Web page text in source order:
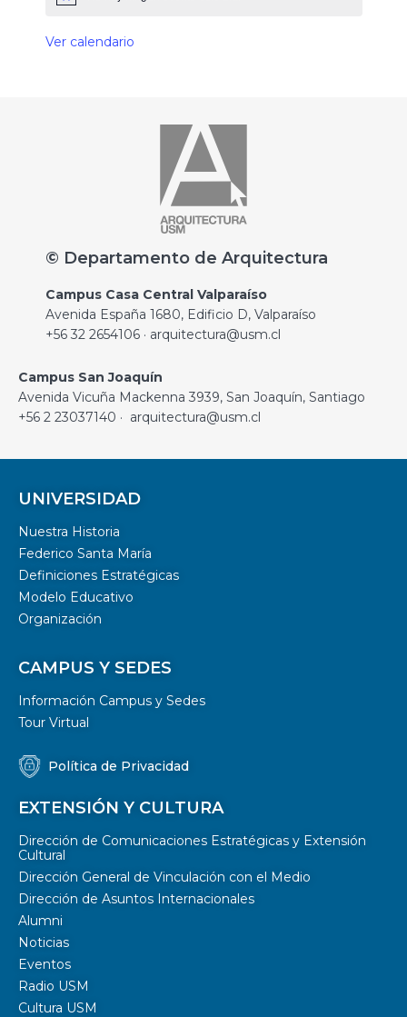
Ver calendario
© Departamento de Arquitectura
Campus Casa Central Valparaíso
Avenida España 1680, Edificio D, Valparaíso
+56 32 2654106 · arquitectura@usm.cl
Campus San Joaquín
Avenida Vicuña Mackenna 3939, San Joaquín, Santiago
+56 2 23037140 · arquitectura@usm.cl
UNIVERSIDAD
Nuestra Historia
Federico Santa María
Definiciones Estratégicas
Modelo Educativo
Organización
CAMPUS Y SEDES
Información Campus y Sedes
Tour Virtual
Política de Privacidad
EXTENSIÓN Y CULTURA
Dirección de Comunicaciones Estratégicas y Extensión
Cultural
Dirección General de Vinculación con el Medio
Dirección de Asuntos Internacionales
Alumni
Noticias
Eventos
Radio USM
Cultura USM